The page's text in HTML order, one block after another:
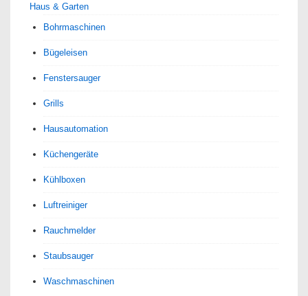
Haus & Garten
Bohrmaschinen
Bügeleisen
Fenstersauger
Grills
Hausautomation
Küchengeräte
Kühlboxen
Luftreiniger
Rauchmelder
Staubsauger
Waschmaschinen